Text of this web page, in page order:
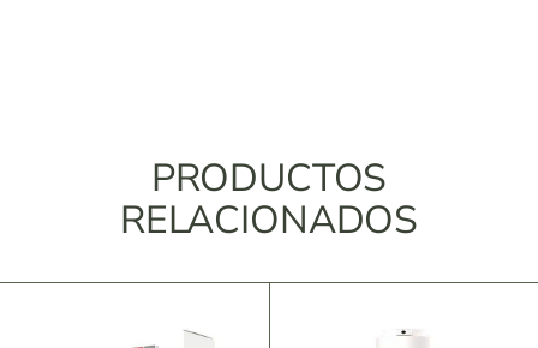
PRODUCTOS
RELACIONADOS